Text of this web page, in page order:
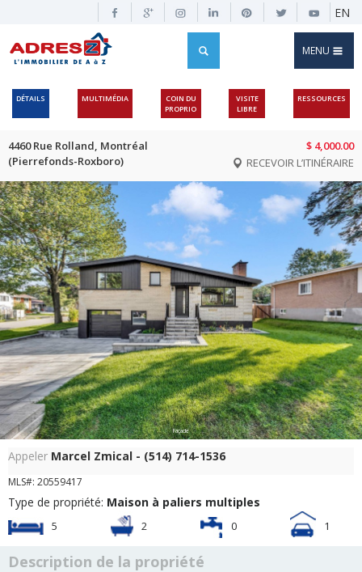
EN
MENU
DÉTAILS MULTIMÉDIA
COIN DU
PROPRIO
VISITE
LIBRE
RESSOURCES
4460 Rue Rolland, Montréal
(Pierrefonds-Roxboro)
$ 4,000.00
RECEVOIR L’ITINÉRAIRE
Façade
Appeler Marcel Zmical - (514) 714-1536
MLS#: 20559417
Type de propriété: Maison à paliers multiples
5 2 0 1
Description de la propriété